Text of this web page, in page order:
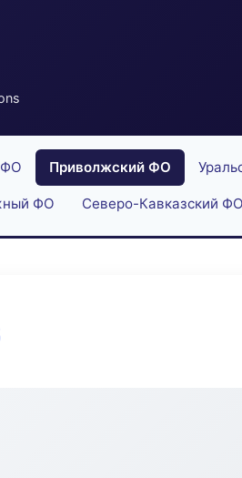
ФО Приволжский ФО
ФО Северо-Кавказский ФО